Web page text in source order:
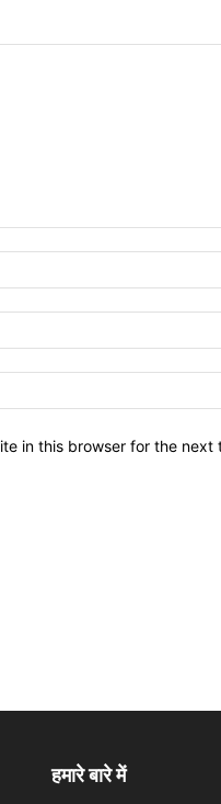
in this browser for the next
हमारे बारे में